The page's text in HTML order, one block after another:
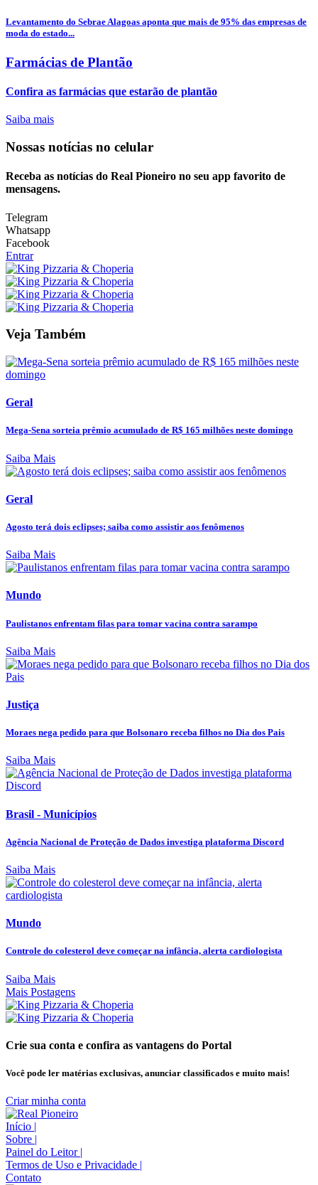
Levantamento do Sebrae Alagoas aponta que mais de 95% das empresas de
moda do estado...
Farmácias de Plantão
Confira as farmácias que estarão de plantão
Saiba mais
Nossas notícias no celular
Receba as notícias do Real Pioneiro no seu app favorito de
mensagens.
Telegram
Whatsapp
Facebook
Entrar
Veja Também
Geral
Mega-Sena sorteia prêmio acumulado de R$ 165 milhões neste domingo
Saiba Mais
Geral
Agosto terá dois eclipses; saiba como assistir aos fenômenos
Saiba Mais
Mundo
Paulistanos enfrentam filas para tomar vacina contra sarampo
Saiba Mais
Justiça
Moraes nega pedido para que Bolsonaro receba filhos no Dia dos Pais
Saiba Mais
Brasil - Municípios
Agência Nacional de Proteção de Dados investiga plataforma Discord
Saiba Mais
Mundo
Controle do colesterol deve começar na infância, alerta cardiologista
Saiba Mais
Mais Postagens
Crie sua conta e confira as vantagens do Portal
Você pode ler matérias exclusivas, anunciar classificados e muito mais!
Criar minha conta
Início |
Sobre |
Painel do Leitor |
Termos de Uso e Privacidade |
Contato